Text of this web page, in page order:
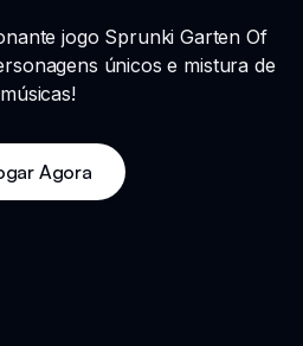
jogo Sprunki Garten Of
únicos e mistura de
músicas!
Agora